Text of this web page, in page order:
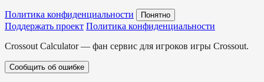
Политика конфиденциальности Понятно
Поддержать проект Политика конфиденциальности
Crossout Calculator — фан сервис для игроков игры Crossout.
Сообщить об ошибке